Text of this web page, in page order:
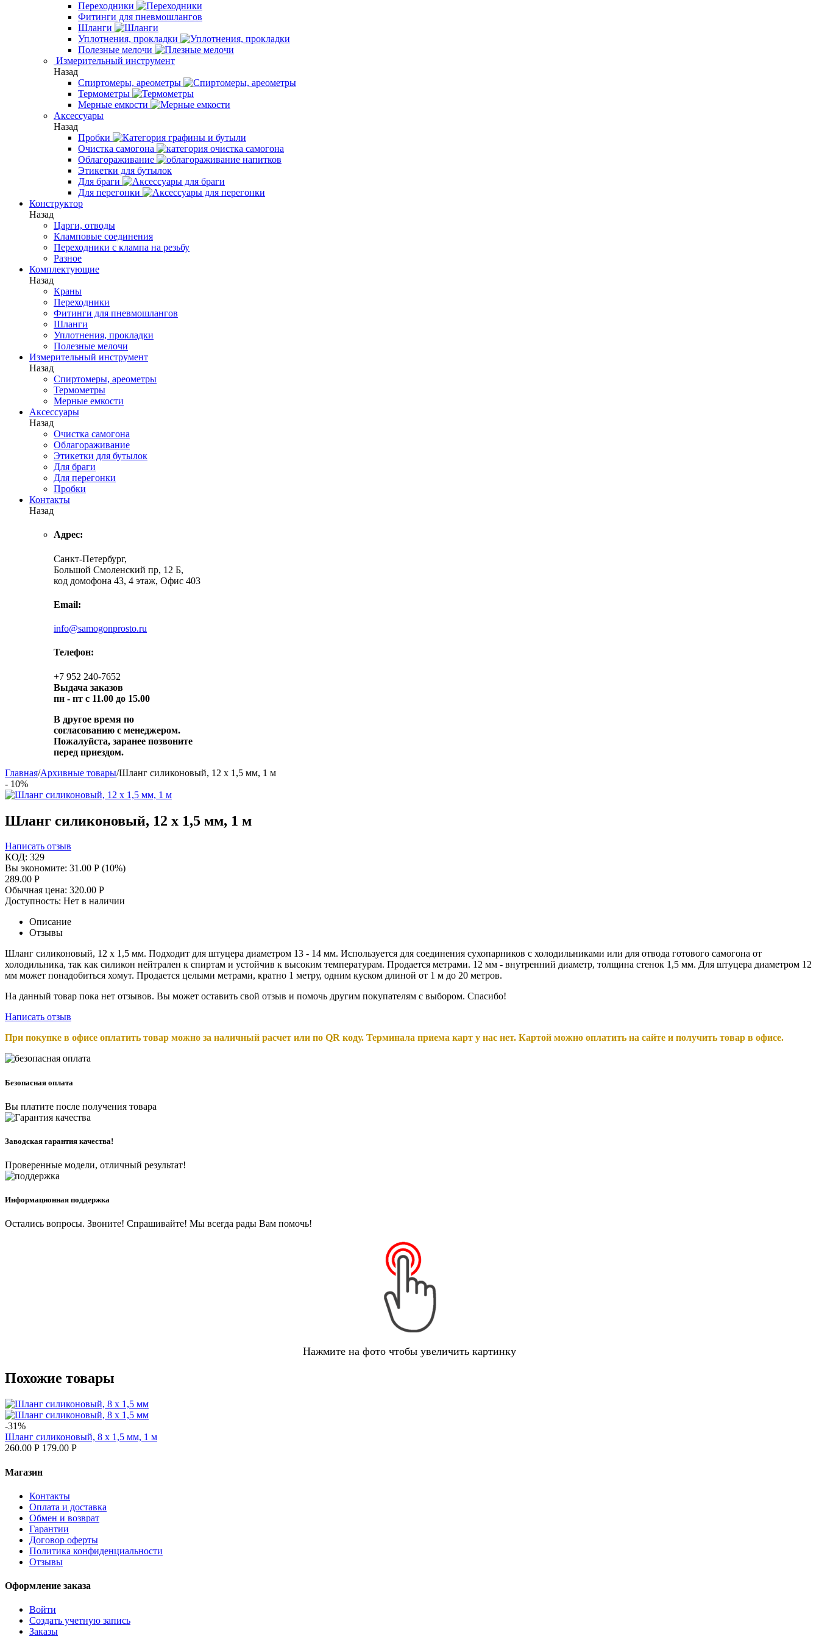
Переходники
Фитинги для пневмошлангов
Шланги
Уплотнения, прокладки
Полезные мелочи
Измерительный инструмент
Назад
Спиртомеры, ареометры
Термометры
Мерные емкости
Аксессуары
Назад
Пробки
Очистка самогона
Облагораживание
Этикетки для бутылок
Для браги
Для перегонки
Конструктор
Назад
Царги, отводы
Кламповые соединения
Переходники с клампа на резьбу
Разное
Комплектующие
Назад
Краны
Переходники
Фитинги для пневмошлангов
Шланги
Уплотнения, прокладки
Полезные мелочи
Измерительный инструмент
Назад
Спиртомеры, ареометры
Термометры
Мерные емкости
Аксессуары
Назад
Очистка самогона
Облагораживание
Этикетки для бутылок
Для браги
Для перегонки
Пробки
Контакты
Назад
Адрес:
Санкт-Петербург,
Большой Смоленский пр, 12 Б,
код домофона 43, 4 этаж, Офис 403
Email:
info@samogonprosto.ru
Телефон:
+7 952 240-7652
Выдача заказов
пн - пт с 11.00 до 15.00
В другое время по
согласованию с менеджером.
Пожалуйста, заранее позвоните
перед приездом.
Главная/Архивные товары/Шланг силиконовый, 12 х 1,5 мм, 1 м
- 10%
Шланг силиконовый, 12 х 1,5 мм, 1 м
Написать отзыв
КОД: 329
Вы экономите: 31.00 Р (10%)
289.00 Р
Обычная цена: 320.00 Р
Доступность: Нет в наличии
Описание
Отзывы
Шланг силиконовый, 12 х 1,5 мм. Подходит для штуцера диаметром 13 - 14 мм. Используется для соединения сухопарников с холодильниками или для отвода готового самогона от
холодильника, так как силикон нейтрален к спиртам и устойчив к высоким температурам. Продается метрами. 12 мм - внутренний диаметр, толщина стенок 1,5 мм. Для штуцера диаметром 12
мм может понадобиться хомут. Продается целыми метрами, кратно 1 метру, одним куском длиной от 1 м до 20 метров.
На данный товар пока нет отзывов. Вы может оставить свой отзыв и помочь другим покупателям с выбором. Спасибо!
Написать отзыв
При покупке в офисе оплатить товар можно за наличный расчет или по QR коду. Терминала приема карт у нас нет. Картой можно оплатить на сайте и получить товар в офисе.
Безопасная оплата
Вы платите после получения товара
Заводская гарантия качества!
Проверенные модели, отличный результат!
Информационная поддержка
Остались вопросы. Звоните! Спрашивайте! Мы всегда рады Вам помочь!
Нажмите на фото чтобы увеличить картинку
Похожие товары
-31%
Шланг силиконовый, 8 х 1,5 мм, 1 м
260.00 Р 179.00 Р
Магазин
Контакты
Оплата и доставка
Обмен и возврат
Гарантии
Договор оферты
Политика конфиденциальности
Отзывы
Оформление заказа
Войти
Создать учетную запись
Заказы